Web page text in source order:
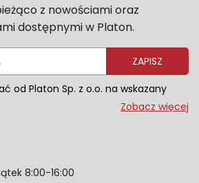
z nowościami oraz
dostępnymi w Platon.
ZAPISZ
od Platon Sp. z o.o. na wskazany
e-mail informacje marketingowe
osobowych znajdziesz w naszej
zgody nie wpłynie na
przetwarzania dokonanego przed
Zobacz więcej
8:00-16:00